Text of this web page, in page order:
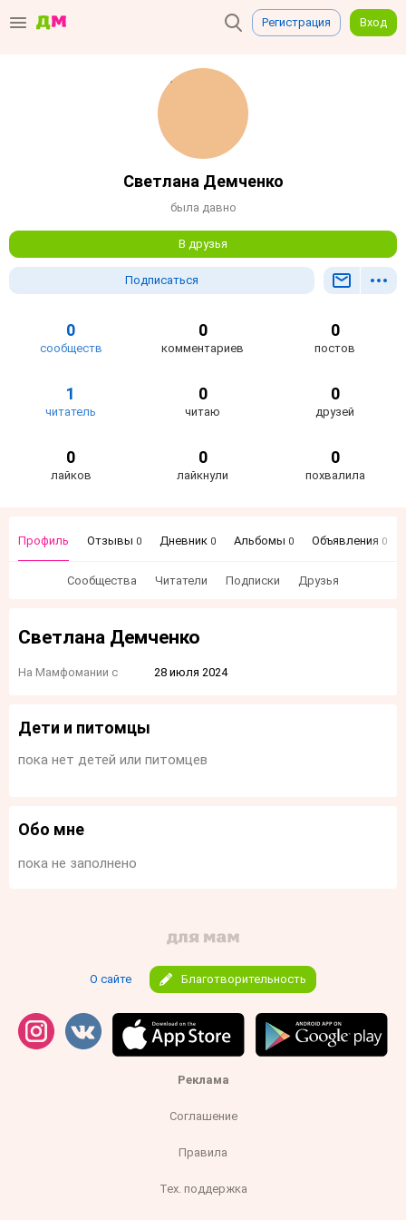
Регистрация Вход
Светлана Демченко
была давно
В друзья
Подписаться
0
сообществ
0
комментариев
0
постов
1
читатель
0
читаю
0
друзей
0
лайков
0
лайкнули
0
похвалила
Профиль Отзывы 0 Дневник 0 Альбомы 0 Объявления 0
Сообщества Читатели Подписки Друзья
Светлана Демченко
На Мамфомании с 28 июля 2024
Дети и питомцы
пока нет детей или питомцев
Обо мне
пока не заполнено
О сайте Благотворительность
Реклама
Соглашение
Правила
Тех. поддержка